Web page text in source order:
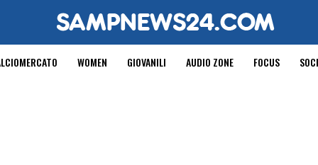
WOMEN GIOVANILI AUDIO ZONE FOCUS